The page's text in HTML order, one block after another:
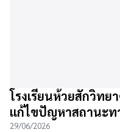
โรงเรียนห้วยสักวิท
แก้ไขปัญหาสถานะท
29/06/2026